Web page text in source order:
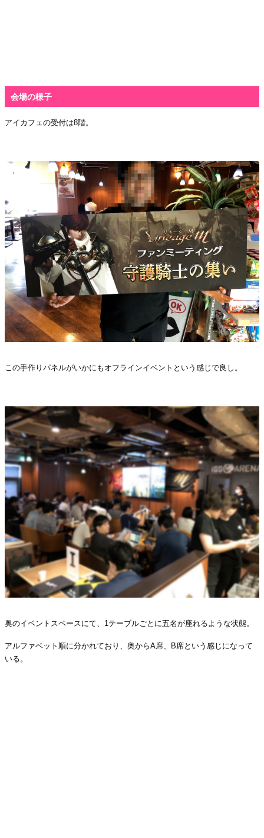
会場の様子
アイカフェの受付は8階。
この手作りパネルがいかにもオフラインイベントという感じで良し。
奥のイベントスペースにて、 1 テーブルごとに五名が座れるような状態。
アルファベット順に分かれており、奥からA席、 B 席という感じになって
いる。